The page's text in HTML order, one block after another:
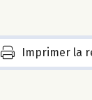
Imprimer la